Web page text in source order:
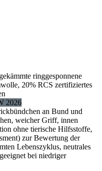
ringgesponnene
20% RCS zertifiziertes
2026
an Bund und
weicher Griff, innen
ohne tierische Hilfsstoffe,
zur Bewertung der
Lebenszyklus, neutrales
bei niedriger